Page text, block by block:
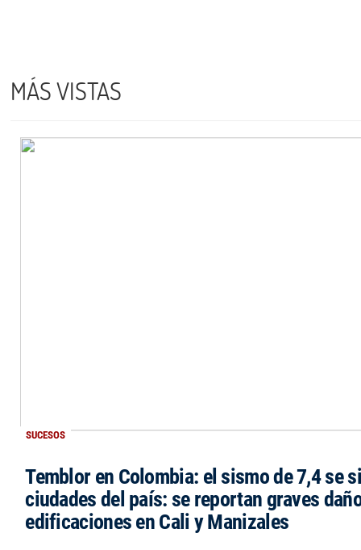
MÁS VISTAS
SUCESOS
Temblor en Colombia: el sismo de 7,4 se
ciudades del país: se reportan graves
edificaciones en Cali y Manizales